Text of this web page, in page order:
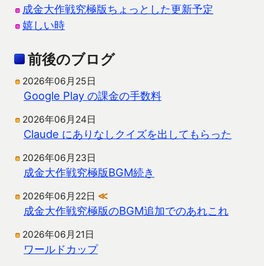
成金大作戦究極版ちょっとした更新予定
嬉しい時
前後のブログ
2026年06月25日
Google Play の課金の手数料
2026年06月24日
Claude にありなしクイズを出してもらった
2026年06月23日
成金大作戦究極版BGM続き
2026年06月22日 ≪
成金大作戦究極版のBGM追加でのあれこれ
2026年06月21日
ワールドカップ